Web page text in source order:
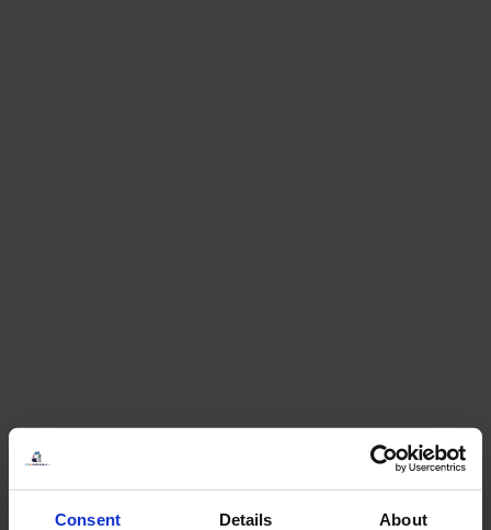
Consent Details About